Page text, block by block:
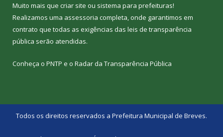
Muito mais que criar site ou sistema para prefeituras!
Realizamos uma assessoria completa, onde garantimos em
contrato que todas as exigências das leis de transparência
pública serão atendidas.
Conheça o PNTP e o Radar da Transparência Pública
Todos os direitos reservados a Prefeitura Municipal de Breves.